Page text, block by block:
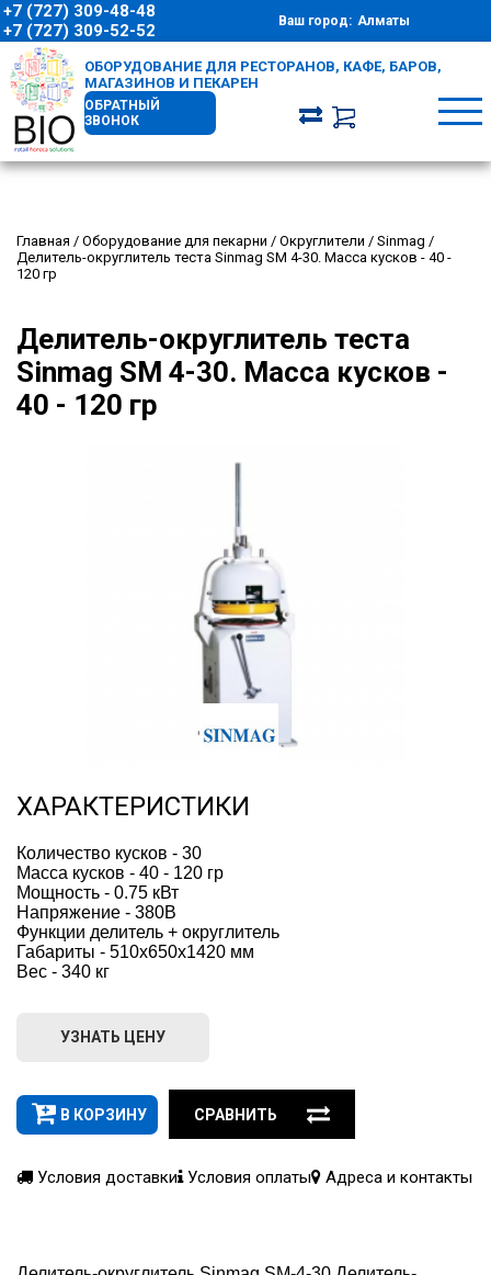
+7 (727) 309-48-48
+7 (727) 309-52-52
Ваш город: Алматы
ОБОРУДОВАНИЕ ДЛЯ РЕСТОРАНОВ, КАФЕ, БАРОВ,
МАГАЗИНОВ И ПЕКАРЕН
ОБРАТНЫЙ
ЗВОНОК
Главная / Оборудование для пекарни / Округлители / Sinmag /
Делитель-округлитель теста Sinmag SМ 4-30. Масса кусков - 40 -
120 гр
Делитель-округлитель теста
Sinmag SМ 4-30. Масса кусков -
40 - 120 гр
ХАРАКТЕРИСТИКИ
Количество кусков - 30
Масса кусков - 40 - 120 гр
Мощность - 0.75 кВт
Напряжение - 380В
Функции делитель + округлитель
Габариты - 510x650x1420 мм
Вес - 340 кг
УЗНАТЬ ЦЕНУ
В КОРЗИНУ СРАВНИТЬ
Условия доставки Условия оплаты Адреса и контакты